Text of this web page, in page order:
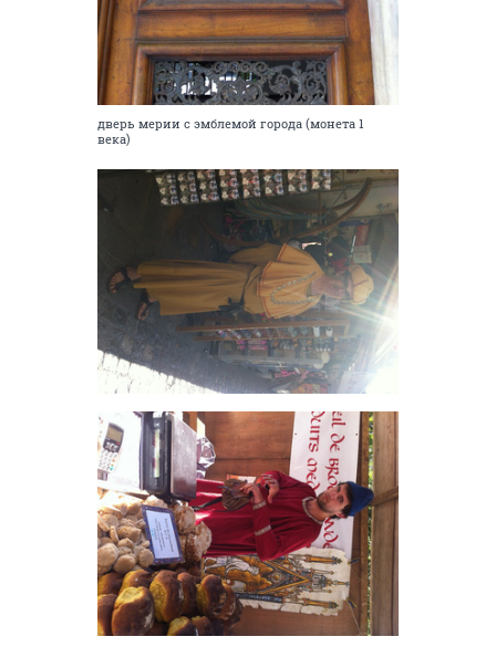
дверь мерии с эмблемой города (монета 1
века)